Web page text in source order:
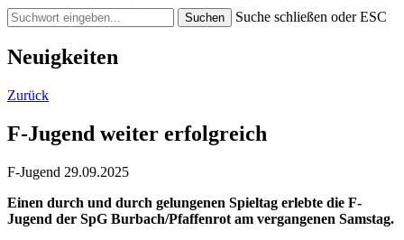
Suche schließen oder ESC
Neuigkeiten
Zurück
F-Jugend weiter erfolgreich
F-Jugend 29.09.2025
Einen durch und durch gelungenen Spieltag erlebte die F-
Jugend der SpG Burbach/Pfaffenrot am vergangenen Samstag.